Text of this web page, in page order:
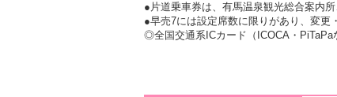
●片道乗車券は、有馬温泉観光総合案内
●早売7には設定席数に限りがあり、変更
◎全国交通系ICカード（ICOCA・PiTaPa